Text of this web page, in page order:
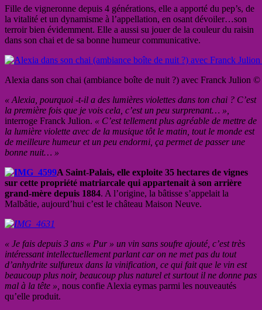
Fille de vigneronne depuis 4 générations, elle a apporté du pep’s, de
la vitalité et un dynamisme à l’appellation, en osant dévoiler…son
terroir bien évidemment. Elle a aussi su jouer de la couleur du raisin
dans son chai et de sa bonne humeur communicative.
Alexia dans son chai (ambiance boîte de nuit ?) avec Franck Julion ©
« Alexia, pourquoi -t-il a des lumières violettes dans ton chai ? C’est
la première fois que je vois cela, c’est un peu surprenant… »,
interroge Franck Julion. « C’est tellement plus agréable de mettre de
la lumière violette avec de la musique tôt le matin, tout le monde est
de meilleure humeur et un peu endormi, ça permet de passer une
bonne nuit… »
A Saint-Palais, elle exploite 35 hectares de vignes
sur cette propriété matriarcale qui appartenait à son arrière
grand-mère depuis 1884. A l’origine, la bâtisse s’appelait la
Malbâtie, aujourd’hui c’est le château Maison Neuve.
« Je fais depuis 3 ans « Pur » un vin sans soufre ajouté, c’est très
intéressant intellectuellement parlant car on ne met pas du tout
d’anhydrite sulfureux dans la vinification, ce qui fait que le vin est
beaucoup plus noir, beaucoup plus naturel et surtout il ne donne pas
mal à la tête », nous confie Alexia eymas parmi les nouveautés
qu’elle produit.